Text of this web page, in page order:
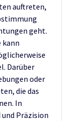
auftreten,
geht.
kann
Darüber
oder
die das
In
Präzision